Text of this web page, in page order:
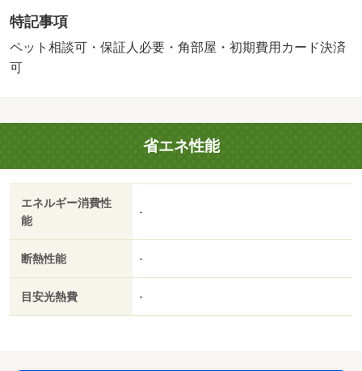
す。、・キッチンの天板は人工大理石でできています 冷
房あり 暖房あり 【設備・特記事項備考】専用バス・ル
ームシェア不可/町会費 400円/24時間管理料／ジェイリー
特記事項
ペット相談可・保証人必要・角部屋・初期費用カード決済
可
省エネ性能
エネルギー消費性
能
-
断熱性能 -
目安光熱費 -